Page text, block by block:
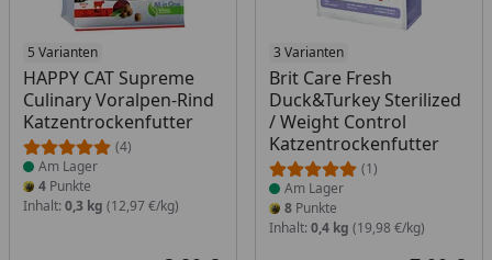
5 Varianten
HAPPY CAT Supreme
Culinary Voralpen-Rind
Katzentrockenfutter
(4)
Produkt am Lager
Am Lager
4 Punkte
Inhalt: 0,3 kg (12,97 €/kg)
3 Varianten
Brit Care Fresh
Duck&Turkey Sterilized
/ Weight Control
Katzentrockenfutter
(1)
Produkt am Lager
Am Lager
8Punkte
Inhalt: 0,4 kg (19,98 €/kg)